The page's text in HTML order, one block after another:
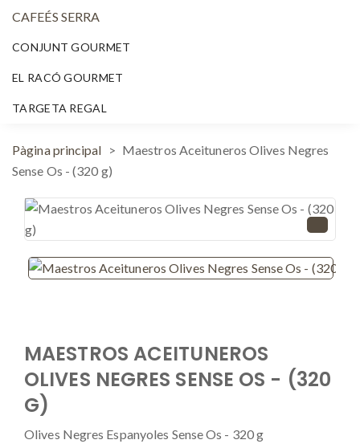
CAFEÉS SERRA
CONJUNT GOURMET
EL RACÓ GOURMET
TARGETA REGAL
Pàgina principal
Maestros Aceituneros Olives Negres
Sense Os - (320 g)
MAESTROS ACEITUNEROS
OLIVES NEGRES SENSE OS - (320
G)
Olives Negres Espanyoles Sense Os - 320 g